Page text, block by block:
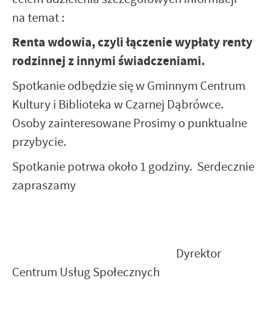
na temat :
Renta wdowia, czyli łączenie wypłaty renty
rodzinnej z innymi świadczeniami.
Spotkanie odbędzie się w Gminnym Centrum
Kultury i Biblioteka w Czarnej Dąbrówce.
Osoby zainteresowane Prosimy o punktualne
przybycie.
Spotkanie potrwa około 1 godziny. Serdecznie
zapraszamy
Dyrektor
Centrum Usług Społecznych